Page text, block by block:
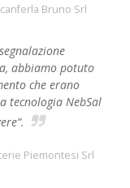
Bruno Srl
abbiamo potuto
che erano
tecnologia NebSal
Piemontesi Srl